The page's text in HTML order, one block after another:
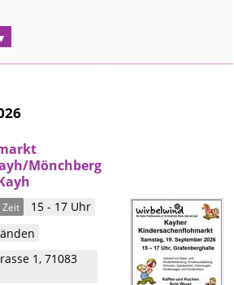
Mönchberg
Zeit 15 - 17 Uhr
1,71083